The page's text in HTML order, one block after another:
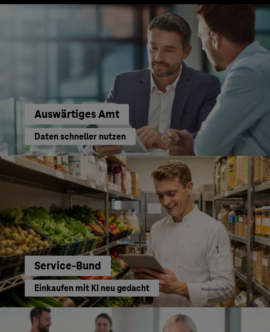
Auswärtiges Amt
Daten schneller nutzen
Service-Bund
Einkaufen mit KI neu gedacht